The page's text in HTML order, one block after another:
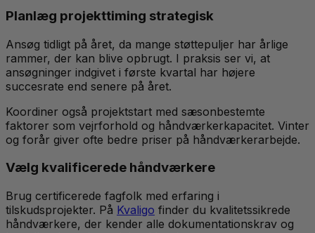
Planlæg projekttiming strategisk
Ansøg tidligt på året, da mange støttepuljer har årlige
rammer, der kan blive opbrugt. I praksis ser vi, at
ansøgninger indgivet i første kvartal har højere
succesrate end senere på året.
Koordiner også projektstart med sæsonbestemte
faktorer som vejrforhold og håndværkerkapacitet. Vinter
og forår giver ofte bedre priser på håndværkerarbejde.
Vælg kvalificerede håndværkere
Brug certificerede fagfolk med erfaring i
tilskudsprojekter. På Kvaligo finder du kvalitetssikrede
håndværkere, der kender alle dokumentationskrav og